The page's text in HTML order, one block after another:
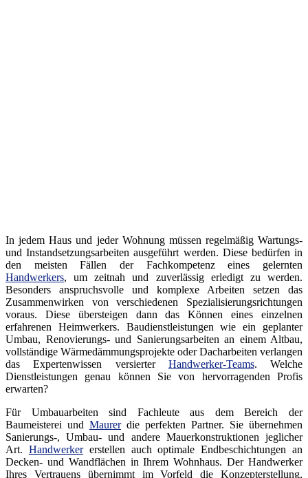
In jedem Haus und jeder Wohnung müssen regelmäßig Wartungs-
und Instandsetzungsarbeiten ausgeführt werden. Diese bedürfen in
den meisten Fällen der Fachkompetenz eines gelernten
Handwerkers, um zeitnah und zuverlässig erledigt zu werden.
Besonders anspruchsvolle und komplexe Arbeiten setzen das
Zusammenwirken von verschiedenen Spezialisierungsrichtungen
voraus. Diese übersteigen dann das Können eines einzelnen
erfahrenen Heimwerkers. Baudienstleistungen wie ein geplanter
Umbau, Renovierungs- und Sanierungsarbeiten an einem Altbau,
vollständige Wärmedämmungsprojekte oder Dacharbeiten verlangen
das Expertenwissen versierter Handwerker-Teams. Welche
Dienstleistungen genau können Sie von hervorragenden Profis
erwarten?
Für Umbauarbeiten sind Fachleute aus dem Bereich der
Baumeisterei und Maurerdie perfekten Partner. Sie übernehmen
Sanierungs-, Umbau- und andere Mauerkonstruktionen jeglicher
Art. Handwerkererstellen auch optimale Endbeschichtungen an
Decken- und Wandflächen in Ihrem Wohnhaus. Der Handwerker
Ihres Vertrauens übernimmt im Vorfeld die Konzepterstellung,